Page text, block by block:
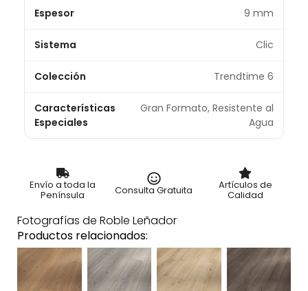
Espesor 9 mm
Sistema Clic
Colección Trendtime 6
Características
Especiales
Gran Formato, Resistente al
Agua
Envío a toda la
Península Consulta Gratuita Artículos de
Calidad
Fotografías de Roble Leñador
Productos relacionados: